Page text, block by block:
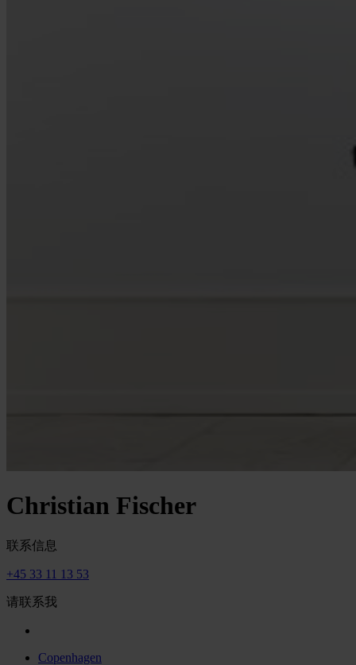
Christian Fischer
联系信息
+45 33 11 13 53
请联系我
Copenhagen